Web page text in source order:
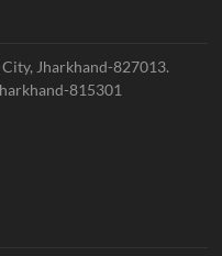
Jharkhand-827013.
815301